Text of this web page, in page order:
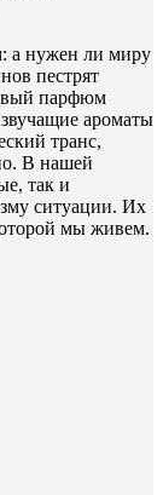
а нужен ли миру
пестрят
парфюм
ароматы
транс,
В нашей
так и
ситуации. Их
мы живем.